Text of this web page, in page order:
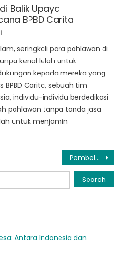
Balik Upaya
BPBD Carita
seringkali para pahlawan di
kenal lelah untuk
kepada mereka yang
Carita, sebuah tim
individu-individu berdedikasi
pahlawan tanpa tanda jasa
untuk menjamin
Pembelajaran: Keberhasilan dan Tantangan BPBD Carita dalam Kesiapsiagaan Bencana
Search
Antara Indonesia dan